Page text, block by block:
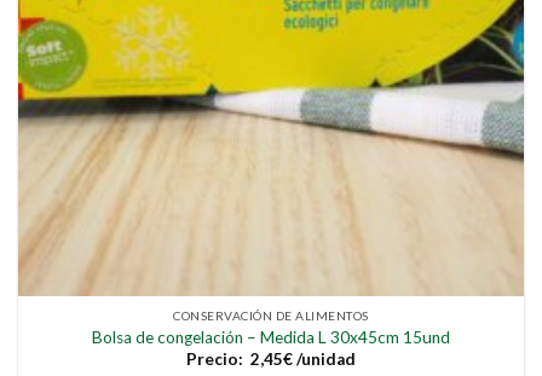
CONSERVACIÓN DE ALIMENTOS
Bolsa de congelación – Medida L 30x45cm 15und
Precio: 2,45€/unidad